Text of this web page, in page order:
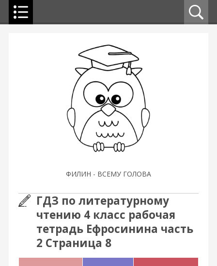
ФИЛИН - ВСЕМУ ГОЛОВА
ГДЗ по литературному
чтению 4 класс рабочая
тетрадь Ефросинина часть
2 Страница 8